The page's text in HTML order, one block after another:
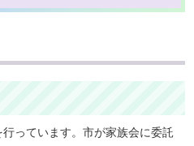
っています。市が家族会に委託